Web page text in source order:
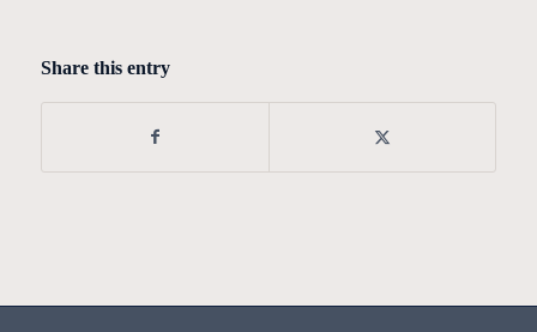
Share this entry